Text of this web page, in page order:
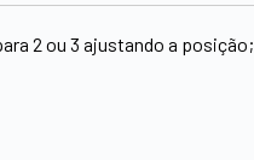
2 ou 3 ajustando a posição;